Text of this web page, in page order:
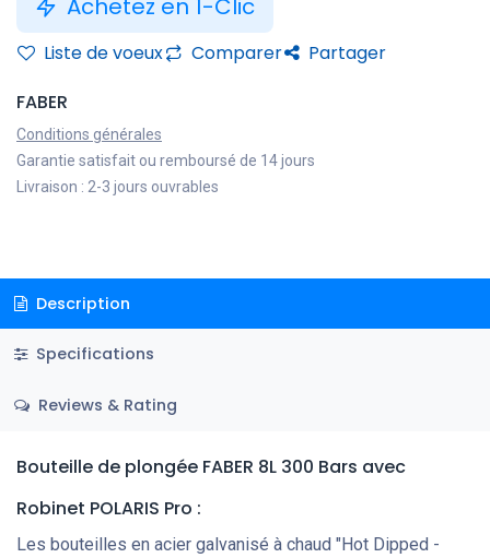
Achetez en 1-Clic
Liste de voeux Comparer
Partager
FABER
Conditions générales
Garantie satisfait ou remboursé de 14 jours
Livraison : 2-3 jours ouvrables
Description
Specifications
Reviews & Rating
Bouteille de plongée FABER 8L 300 Bars avec
Robinet POLARIS Pro :
Les bouteilles en acier galvanisé à chaud "Hot Dipped -